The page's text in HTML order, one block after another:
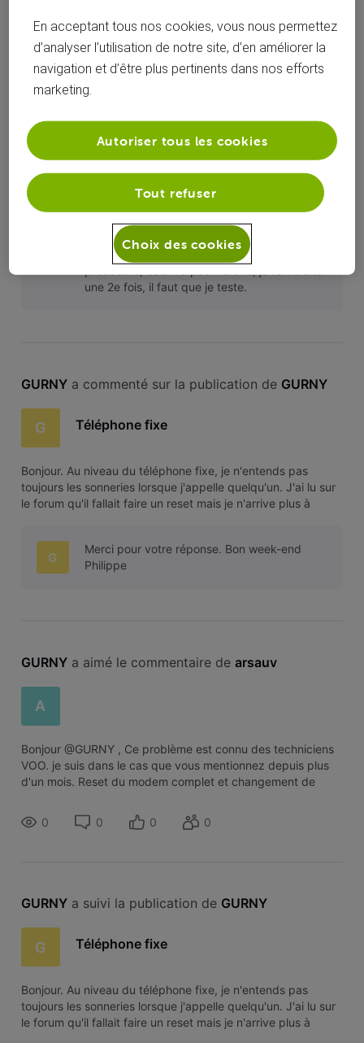
GURNY a commenté sur la publication de GURNY
G
Bonjour. Au niveau du téléphone fixe, je n'entends pas
toujours les sonneries lorsque j'appelle quelqu'un. J'ai lu sur
le forum qu'il fallait faire un reset mais je n'arrive plus à
retrouver le message sur le forum. J’ai un modem
technicolor. Merci d'avance
Bonjour. Il faut les appeler au 078/50.50.50.
J'ai appelé ce matin. Ils m'ont expliqué une
une 2e fois, il faut que je teste.
GURNY a commenté sur la publication de GURNY
G Téléphone fixe
Bonjour. Au niveau du téléphone fixe, je n'entends pas
toujours les sonneries lorsque j'appelle quelqu'un. J'ai lu sur
le forum qu'il fallait faire un reset mais je n'arrive plus à
G
Merci pour votre réponse. Bon week-end
Philippe
GURNY a aimé le commentaire de arsauv
A
Bonjour @GURNY , Ce problème est connu des techniciens
VOO. je suis dans le cas que vous mentionnez depuis plus
d'un mois. Reset du modem complet et changement de
plus en plus fréquent en
0 0 0 0
GURNY a suivi la publication de GURNY
G Téléphone fixe
Bonjour. Au niveau du téléphone fixe, je n'entends pas
toujours les sonneries lorsque j'appelle quelqu'un. J'ai lu sur
le forum qu'il fallait faire un reset mais je n'arrive plus à
En acceptant tous nos cookies, vous nous permettez
d’analyser l’utilisation de notre site, d’en améliorer la
navigation et d’être plus pertinents dans nos efforts
marketing.
Tout refuser
Autoriser tous les cookies
Choix des cookies